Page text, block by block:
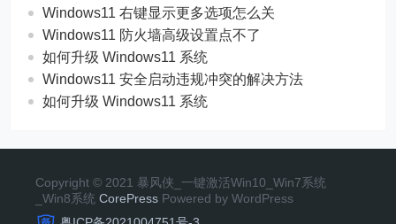
Windows11 右键显示更多选项怎么关
Windows11 防火墙高级设置点不了
如何升级 Windows11 系统
Windows11 安全启动违规冲突的解决方法
如何升级 Windows11 系统
Copyright © 2021 暴风侠_一键激活Win10_Win7系统
_Win8系统 CorePress Powered by WordPress